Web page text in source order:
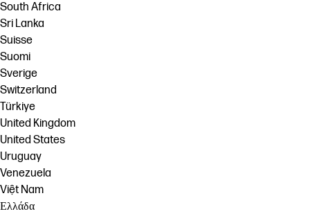
South Africa
Sri Lanka
Suisse
Suomi
Sverige
Switzerland
Türkiye
United Kingdom
United States
Uruguay
Venezuela
Việt Nam
Ελλάδα